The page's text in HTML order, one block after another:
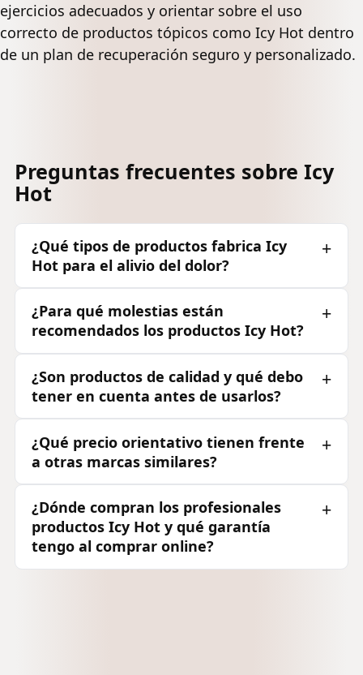
ejercicios adecuados y orientar sobre el uso
correcto de productos tópicos como Icy Hot dentro
de un plan de recuperación seguro y personalizado.
Preguntas frecuentes sobre Icy
Hot
¿Qué tipos de productos fabrica Icy
Hot para el alivio del dolor?
¿Para qué molestias están
recomendados los productos Icy Hot?
¿Son productos de calidad y qué debo
tener en cuenta antes de usarlos?
¿Qué precio orientativo tienen frente
a otras marcas similares?
¿Dónde compran los profesionales
productos Icy Hot y qué garantía
tengo al comprar online?